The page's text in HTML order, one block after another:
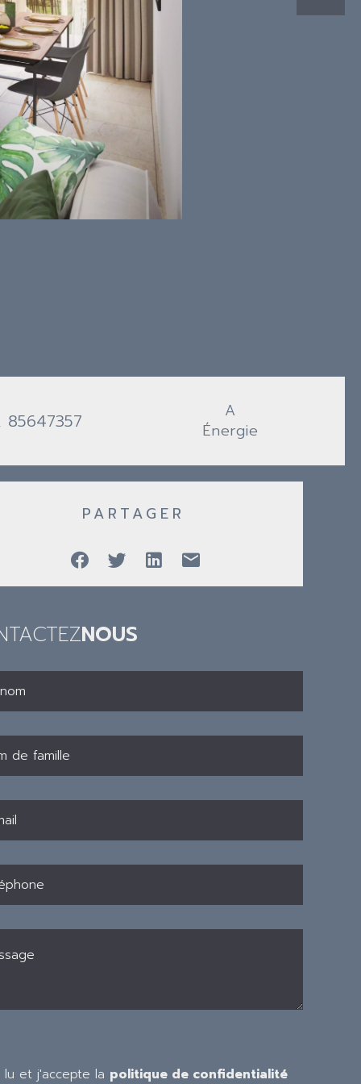
85647357
A
Énergie
PARTAGER
NOUS
lu et j'accepte la politique de confidentialité